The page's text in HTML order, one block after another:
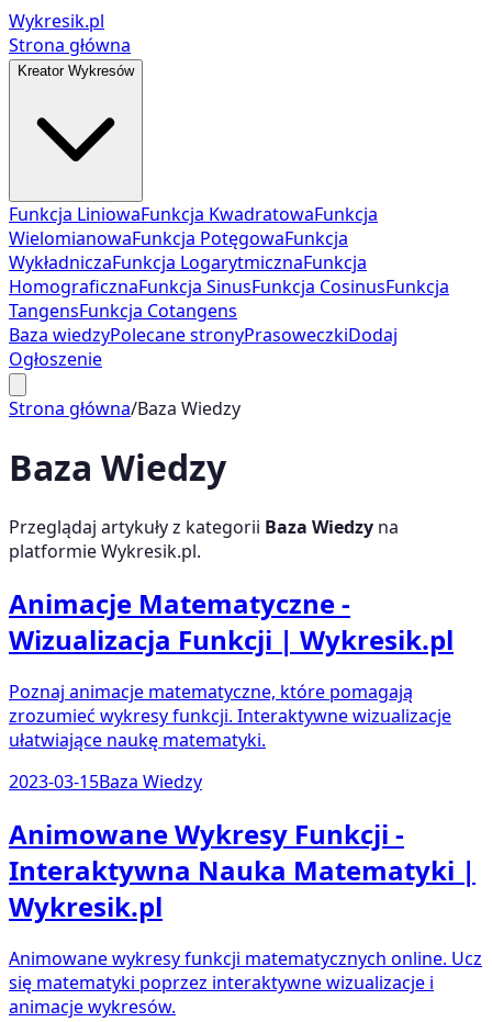
Wykresik.pl
Strona główna
Kreator Wykresów
Funkcja LiniowaFunkcja KwadratowaFunkcja
WielomianowaFunkcja PotęgowaFunkcja
WykładniczaFunkcja LogarytmicznaFunkcja
HomograficznaFunkcja SinusFunkcja CosinusFunkcja
TangensFunkcja Cotangens
Baza wiedzyPolecane stronyPrasoweczkiDodaj
Ogłoszenie
Strona główna/Baza Wiedzy
Baza Wiedzy
Przeglądaj artykuły z kategorii Baza Wiedzy na
platformie Wykresik.pl.
Animacje Matematyczne -
Wizualizacja Funkcji | Wykresik.pl
Poznaj animacje matematyczne, które pomagają
zrozumieć wykresy funkcji. Interaktywne wizualizacje
ułatwiające naukę matematyki.
2023-03-15Baza Wiedzy
Animowane Wykresy Funkcji -
Interaktywna Nauka Matematyki |
Wykresik.pl
Animowane wykresy funkcji matematycznych online. Ucz
się matematyki poprzez interaktywne wizualizacje i
animacje wykresów.